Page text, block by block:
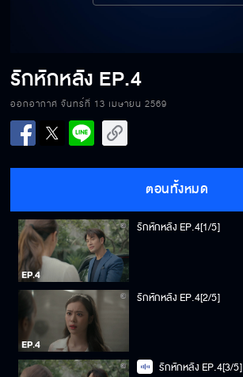
รักหักหลัง EP.4
ออกอากาศ จันทร์ที่ 13 เมษายน 2569
ตอนทั้งหมด
รักหักหลัง EP.4[1/5]
รักหักหลัง EP.4[2/5]
รักหักหลัง EP.4[3/5]